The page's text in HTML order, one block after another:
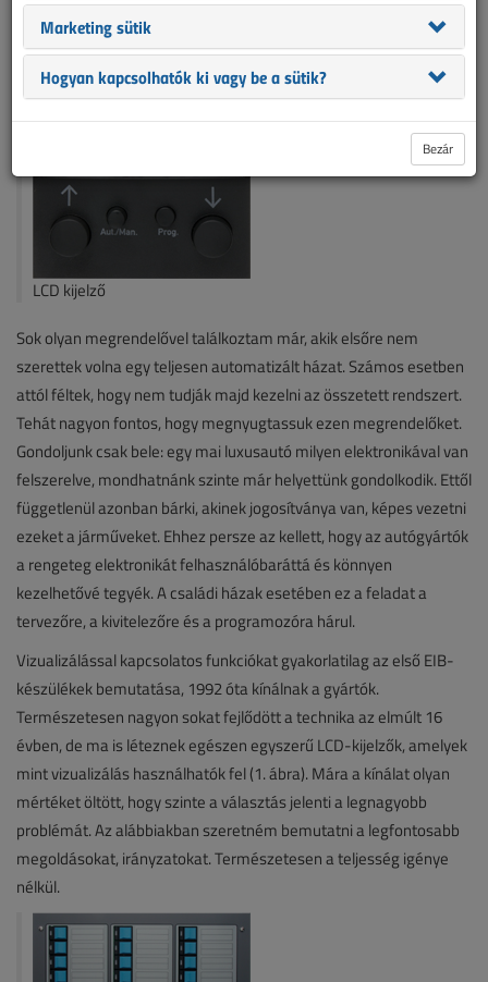
rendszerünket és segítségével még több kényelmi funkciót
valósíthatunk meg.
LCD kijelző
Sok olyan megrendelővel találkoztam már, akik elsőre nem
szerettek volna egy teljesen automatizált házat. Számos esetben
attól féltek, hogy nem tudják majd kezelni az összetett rendszert.
Tehát nagyon fontos, hogy megnyugtassuk ezen megrendelőket.
Gondoljunk csak bele: egy mai luxusautó milyen elektronikával van
felszerelve, mondhatnánk szinte már helyettünk gondolkodik. Ettől
függetlenül azonban bárki, akinek jogosítványa van, képes vezetni
ezeket a járműveket. Ehhez persze az kellett, hogy az autógyártók
a rengeteg elektronikát felhasználóbaráttá és könnyen
kezelhetővé tegyék. A családi házak esetében ez a feladat a
tervezőre, a kivitelezőre és a programozóra hárul.
Vizualizálással kapcsolatos funkciókat gyakorlatilag az első EIB-
készülékek bemutatása, 1992 óta kínálnak a gyártók.
Természetesen nagyon sokat fejlődött a technika az elmúlt 16
évben, de ma is léteznek egészen egyszerű LCD-kijelzők, amelyek
mint vizualizálás használhatók fel (1. ábra). Mára a kínálat olyan
mértéket öltött, hogy szinte a választás jelenti a legnagyobb
problémát. Az alábbiakban szeretném bemutatni a legfontosabb
megoldásokat, irányzatokat. Természetesen a teljesség igénye
nélkül.
Marketing sütik
Hogyan kapcsolhatók ki vagy be a sütik?
Bezár